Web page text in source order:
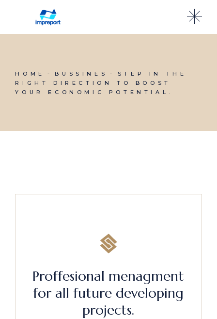
HOME BUSSINES
STEP IN THE
RIGHT DIRECTION TO BOOST
YOUR ECONOMIC POTENTIAL.
Proffesional menagment
for all future developing
projects.